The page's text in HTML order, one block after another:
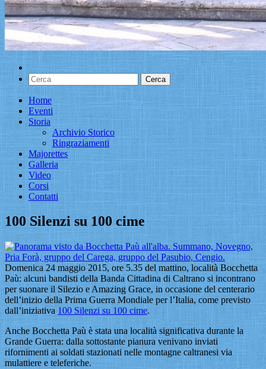
Home
Eventi
Storia
Archivio Storico
Ringraziamenti
Majorettes
Galleria
Video
Corsi
Contatti
100 Silenzi su 100 cime
Domenica 24 maggio 2015, ore 5.35 del mattino, località Bocchetta
Paù: alcuni bandisti della Banda Cittadina di Caltrano si incontrano
per suonare il Silezio e Amazing Grace, in occasione del centerario
dell’inizio della Prima Guerra Mondiale per l’Italia, come previsto
dall’iniziativa 100 Silenzi su 100 cime.
Anche Bocchetta Paù è stata una località significativa durante la
Grande Guerra: dalla sottostante pianura venivano inviati
rifornimenti ai soldati stazionati nelle montagne caltranesi via
mulattiere e teleferiche.